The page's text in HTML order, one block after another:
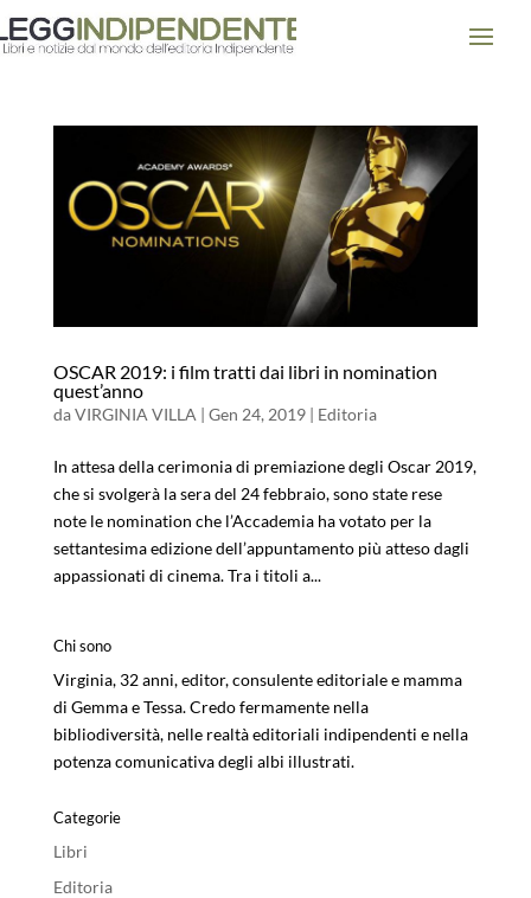
OSCAR 2019: i film tratti dai libri in nomination
quest’anno
daVIRGINIA VILLA | Gen 24, 2019| Editoria
In attesa della cerimonia di premiazione degli Oscar 2019,
che si svolgerà la sera del 24 febbraio, sono state rese
note le nomination che l’Accademia ha votato per la
settantesima edizione dell’appuntamento più atteso dagli
appassionati di cinema. Tra i titoli a...
Chi sono
Virginia, 32 anni, editor, consulente editoriale e mamma
di Gemma e Tessa. Credo fermamente nella
bibliodiversità, nelle realtà editoriali indipendenti e nella
potenza comunicativa degli albi illustrati.
Categorie
Libri
Editoria